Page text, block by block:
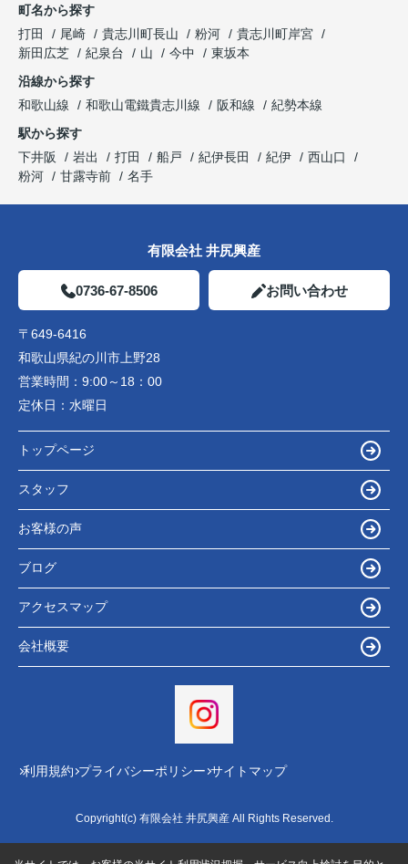
町名から探す
打田
尾崎 貴志川町長山 粉河
貴志川町岸宮
新田広芝
紀泉台 山 今中
東坂本
沿線から探す
和歌山線
和歌山電鐵貴志川線 阪和線
紀勢本線
駅から探す
下井阪
岩出 打田 船戸 紀伊長田 紀伊
西山口
粉河
甘露寺前 名手
有限会社 井尻興産
0736-67-8506 お問い合わせ
〒649-6416
和歌山県紀の川市上野28
営業時間： 9:00～18：00
定休日： 水曜日
トップページ
スタッフ
お客様の声
ブログ
アクセスマップ
会社概要
利用規約 プライバシーポリシー サイトマップ
Copyright(c) 有限会社 井尻興産 All Rights Reserved.